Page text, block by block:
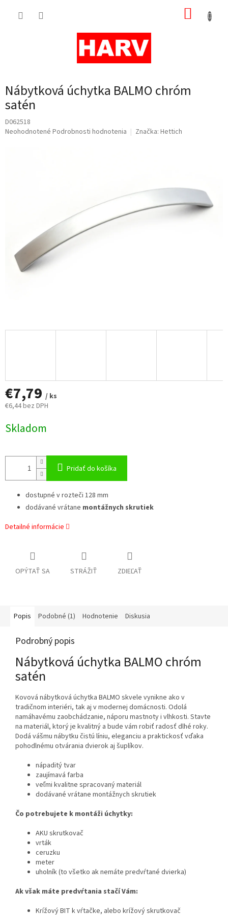
Nábytková úchytka BALMO chróm
satén
D062518
Priemerné
Neohodnotené Podrobnosti hodnotenia Značka: Hettich
€7,79 / ks
€6,44 bez DPH
cena:
Skladom
Pridať do košíka
dostupné v rozteči 128 mm
dodávané vrátane montážnych skrutiek
Detailné informácie
OPÝTAŤ SA STRÁŽIŤ ZDIEĽAŤ
Popis Podobné (1) Hodnotenie Diskusia
Podrobný popis
Nábytková úchytka BALMO chróm
satén
Kovová nábytková úchytka BALMO skvele vynikne ako v
tradičnom interiéri, tak aj v modernej domácnosti. Odolá
namáhavému zaobchádzanie, náporu mastnoty i vlhkosti. Stavte
na materiál, ktorý je kvalitný a bude vám robiť radosť dlhé roky.
Dodá vášmu nábytku čistú líniu, eleganciu a praktickosť vďaka
pohodlnému otvárania dvierok aj šuplíkov.
nápaditý tvar
zaujímavá farba
veľmi kvalitne spracovaný materiál
dodávané vrátane montážnych skrutiek
Čo potrebujete k montáži úchytky:
AKU skrutkovač
vrták
ceruzku
meter
uholník (to všetko ak nemáte predvŕtané dvierka)
Ak však máte predvŕtania stačí Vám:
Krížový BIT k vŕtačke, alebo krížový skrutkovač